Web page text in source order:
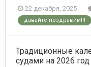
22 декабря, 2025
давайте поздравим!!!
Традиционные
судами на 2026 год